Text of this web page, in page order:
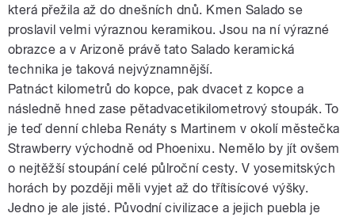
která přežila až do dnešních dnů. Kmen Salado se
proslavil velmi výraznou keramikou. Jsou na ní výrazné
obrazce a v Arizoně právě tato Salado keramická
technika je taková nejvýznamnější.
Patnáct kilometrů do kopce, pak dvacet z kopce a
následně hned zase pětadvacetikilometrový stoupák. To
je teď denní chleba Renáty s Martinem v okolí městečka
Strawberry východně od Phoenixu. Nemělo by jít ovšem
o nejtěžší stoupání celé půlroční cesty. V yosemitských
horách by později měli vyjet až do třítisícové výšky.
Jedno je ale jisté. Původní civilizace a jejich puebla je